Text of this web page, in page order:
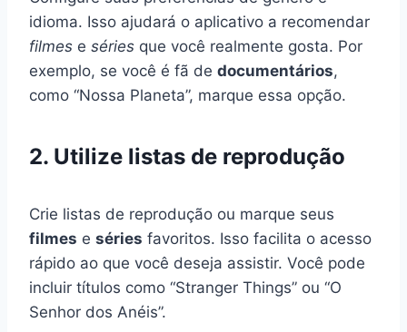
idioma. Isso ajudará o aplicativo a recomendar
filmes e séries que você realmente gosta. Por
exemplo, se você é fã de documentários,
como “Nossa Planeta”, marque essa opção.
2. Utilize listas de reprodução
Crie listas de reprodução ou marque seus
filmes e séries favoritos. Isso facilita o acesso
rápido ao que você deseja assistir. Você pode
incluir títulos como “Stranger Things” ou “O
Senhor dos Anéis”.